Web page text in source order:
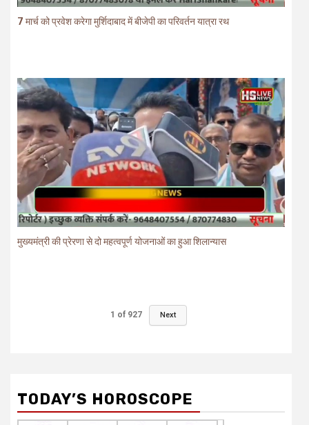
7 मार्च को प्रवेश करेगा मुर्शिदाबाद में बीजेपी का परिवर्तन यात्रा रथ
मुख्यमंत्री की प्रेरणा से दो महत्वपूर्ण योजनाओं का हुआ शिलान्यास
1 of 927 Next
TODAY’S HOROSCOPE